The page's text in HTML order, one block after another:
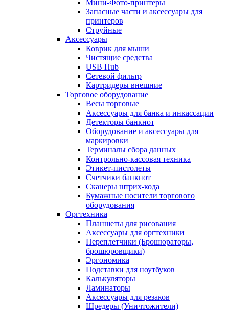
Мини-Фото-принтеры
Запасные части и аксессуары для
принтеров
Струйные
Аксессуары
Коврик для мыши
Чистящие средства
USB Hub
Сетевой фильтр
Картридеры внешние
Торговое оборудование
Весы торговые
Аксессуары для банка и инкассации
Детекторы банкнот
Оборудование и аксессуары для
маркировки
Терминалы сбора данных
Контрольно-кассовая техника
Этикет-пистолеты
Счетчики банкнот
Сканеры штрих-кода
Бумажные носители торгового
оборудования
Оргтехника
Планшеты для рисования
Аксессуары для оргтехники
Переплетчики (Брошюраторы,
брошюровщики)
Эргономика
Подставки для ноутбуков
Калькуляторы
Ламинаторы
Аксессуары для резаков
Шредеры (Уничтожители)